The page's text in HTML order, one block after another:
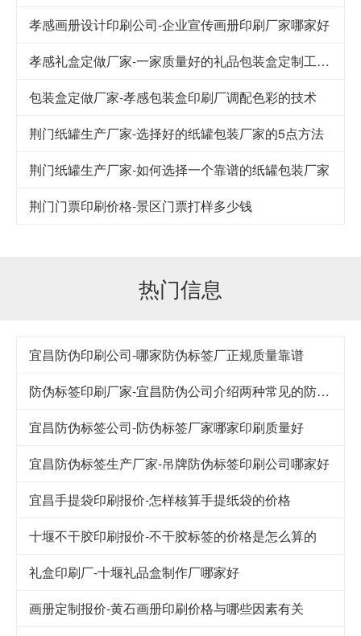
孝感画册设计印刷公司-企业宣传画册印刷厂家哪家好
孝感礼盒定做厂家-一家质量好的礼品包装盒定制工厂应该注意的细节
包装盒定做厂家-孝感包装盒印刷厂调配色彩的技术
荆门纸罐生产厂家-选择好的纸罐包装厂家的5点方法
荆门纸罐生产厂家-如何选择一个靠谱的纸罐包装厂家
荆门门票印刷价格-景区门票打样多少钱
热门信息
宜昌防伪印刷公司-哪家防伪标签厂正规质量靠谱
防伪标签印刷厂家-宜昌防伪公司介绍两种常见的防伪方法
宜昌防伪标签公司-防伪标签厂家哪家印刷质量好
宜昌防伪标签生产厂家-吊牌防伪标签印刷公司哪家好
宜昌手提袋印刷报价-怎样核算手提纸袋的价格
十堰不干胶印刷报价-不干胶标签的价格是怎么算的
礼盒印刷厂-十堰礼品盒制作厂哪家好
画册定制报价-黄石画册印刷价格与哪些因素有关